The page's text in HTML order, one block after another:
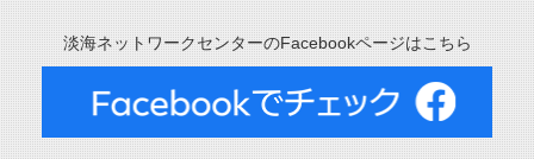
淡海ネットワークセンターのFacebookページはこちら